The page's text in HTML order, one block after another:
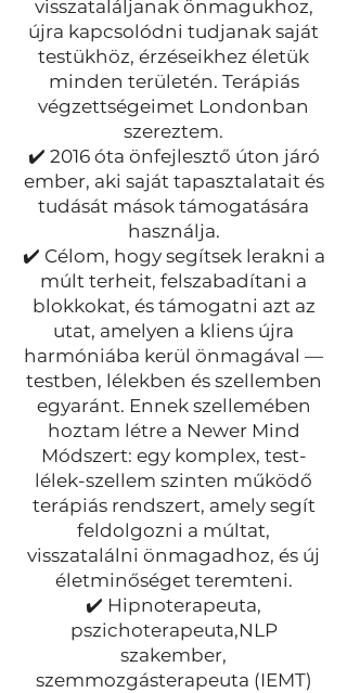
visszataláljanak önmagukhoz,
újra kapcsolódni tudjanak saját
testükhöz, érzéseikhez életük
minden területén. Terápiás
végzettségeimet Londonban
szereztem.
✔️ 2016 óta önfejlesztő úton járó
ember, aki saját tapasztalatait és
tudását mások támogatására
használja.
✔️ Célom, hogy segítsek lerakni a
múlt terheit, felszabadítani a
blokkokat, és támogatni azt az
utat, amelyen a kliens újra
harmóniába kerül önmagával —
testben, lélekben és szellemben
egyaránt. Ennek szellemében
hoztam létre a Newer Mind
Módszert: egy komplex, test-
lélek-szellem szinten működő
terápiás rendszert, amely segít
feldolgozni a múltat,
visszatalálni önmagadhoz, és új
életminőséget teremteni.
✔️ Hipnoterapeuta,
pszichoterapeuta,NLP
szakember,
szemmozgásterapeuta (IEMT)